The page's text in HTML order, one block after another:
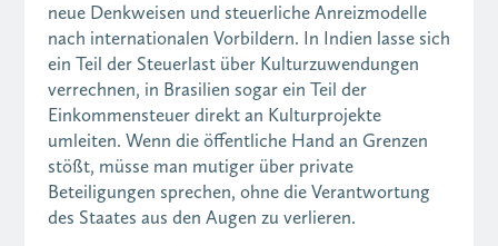
neue Denkweisen und steuerliche Anreizmodelle
nach internationalen Vorbildern. In Indien lasse sich
ein Teil der Steuerlast über Kulturzuwendungen
verrechnen, in Brasilien sogar ein Teil der
Einkommensteuer direkt an Kulturprojekte
umleiten. Wenn die öffentliche Hand an Grenzen
stößt, müsse man mutiger über private
Beteiligungen sprechen, ohne die Verantwortung
des Staates aus den Augen zu verlieren.